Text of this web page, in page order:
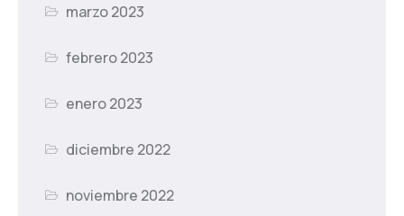
marzo 2023
febrero 2023
enero 2023
diciembre 2022
noviembre 2022